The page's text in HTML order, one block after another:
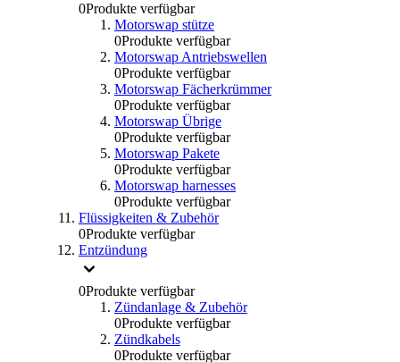
0Produkte verfügbar
Motorswap stütze
0Produkte verfügbar
Motorswap Antriebswellen
0Produkte verfügbar
Motorswap Fächerkrümmer
0Produkte verfügbar
Motorswap Übrige
0Produkte verfügbar
Motorswap Pakete
0Produkte verfügbar
Motorswap harnesses
0Produkte verfügbar
Flüssigkeiten & Zubehör
0Produkte verfügbar
Entzündung
0Produkte verfügbar
Zündanlage & Zubehör
0Produkte verfügbar
Zündkabels
0Produkte verfügbar